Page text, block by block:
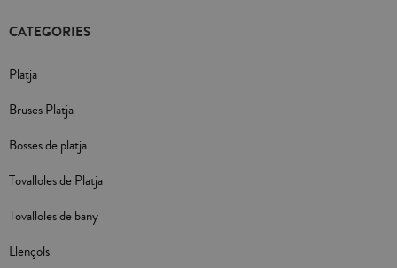
CATEGORIES
Platja
Bruses Platja
Bosses de platja
Tovalloles de Platja
Tovalloles de bany
Llençols